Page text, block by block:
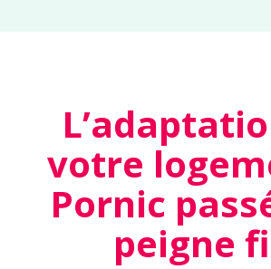
votre
Pornic
peigne